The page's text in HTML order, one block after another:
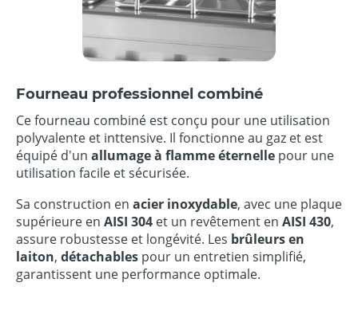
Fourneau professionnel combiné
Ce fourneau combiné est conçu pour une utilisation
polyvalente et inttensive. Il fonctionne au gaz et est
équipé d'un allumage à flammeéternelle pour une
utilisation facile et sécurisée.
Sa construction en acier inoxydable, avec une plaque
supérieure en AISI 304 et un revêtement en AISI 430,
assure robustesse et longévité. Les brûleurs en
laiton, détachables pour un entretien simplifié,
garantissent une performance optimale.